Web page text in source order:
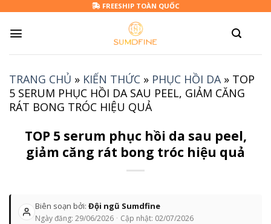
content
FREESHIP TOÀN QUỐC
TRANG CHỦ » KIẾN THỨC » PHỤC HỒI DA» TOP
5 SERUM PHỤC HỒI DA SAU PEEL, GIẢM CĂNG
RÁT BONG TRÓC HIỆU QUẢ
TOP 5 serum phục hồi da sau peel,
giảm căng rát bong tróc hiệu quả
Biên soạn bởi: Đội ngũ Sumdfine
Ngày đăng: 29/06/2026 · Cập nhật: 02/07/2026